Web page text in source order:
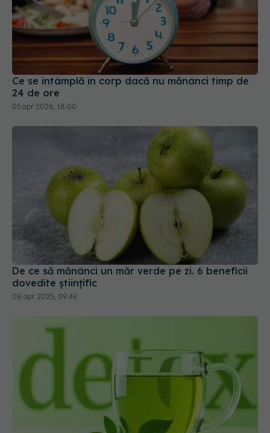
Ce se întâmplă în corp dacă nu mănânci timp de
24 de ore
03 apr 2026, 18:00
De ce să mănânci un măr verde pe zi. 6 beneficii
dovedite științific
08 apr 2025, 09:49